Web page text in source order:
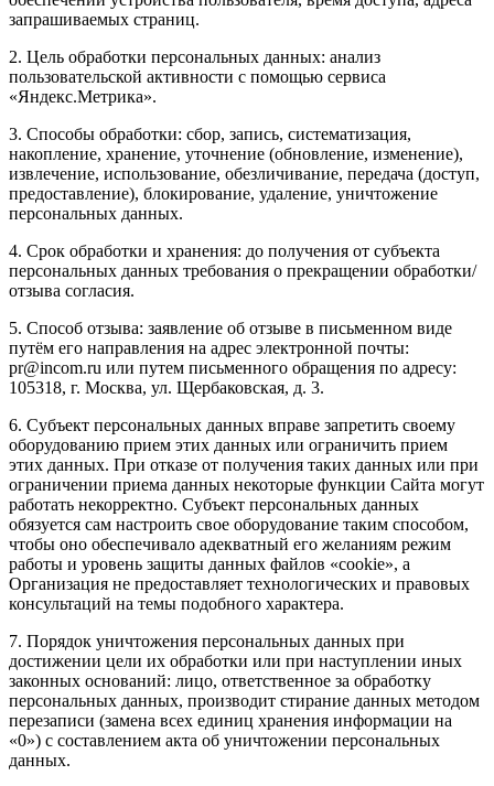
запрашиваемых страниц.
2. Цель обработки персональных данных: анализ
пользовательской активности с помощью сервиса
«Яндекс.Метрика».
3. Способы обработки: сбор, запись, систематизация,
накопление, хранение, уточнение (обновление, изменение),
извлечение, использование, обезличивание, передача (доступ,
предоставление), блокирование, удаление, уничтожение
персональных данных.
4. Срок обработки и хранения: до получения от субъекта
персональных данных требования о прекращении обработки/
отзыва согласия.
5. Способ отзыва: заявление об отзыве в письменном виде
путём его направления на адрес электронной почты:
pr@incom.ru или путем письменного обращения по адресу:
105318, г. Москва, ул. Щербаковская, д. 3.
6. Субъект персональных данных вправе запретить своему
оборудованию прием этих данных или ограничить прием
этих данных. При отказе от получения таких данных или при
ограничении приема данных некоторые функции Сайта могут
работать некорректно. Субъект персональных данных
обязуется сам настроить свое оборудование таким способом,
чтобы оно обеспечивало адекватный его желаниям режим
работы и уровень защиты данных файлов «cookie», а
Организация не предоставляет технологических и правовых
консультаций на темы подобного характера.
7. Порядок уничтожения персональных данных при
достижении цели их обработки или при наступлении иных
законных оснований: лицо, ответственное за обработку
персональных данных, производит стирание данных методом
перезаписи (замена всех единиц хранения информации на
«0») с составлением акта об уничтожении персональных
данных.